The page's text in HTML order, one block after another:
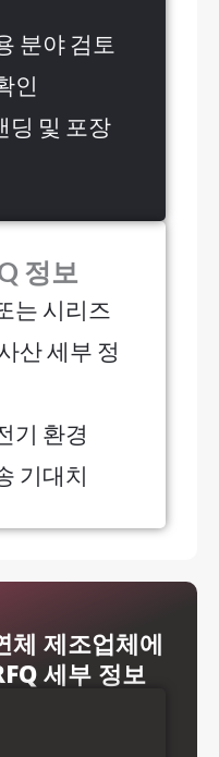
분야 검토
인
딩 및 포장
정보
는 시리즈
산 세부 정
기 환경
기대치
체 제조업체에
세부 정보